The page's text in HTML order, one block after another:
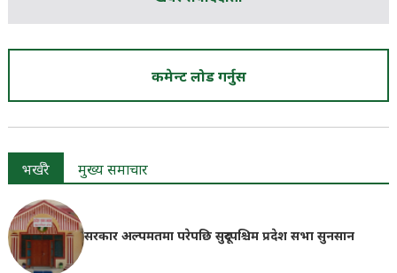
कमेन्ट लोड गर्नुस
भर्खरै मुख्य समाचार
सरकार अल्पमतमा परेपछि सुदूरपश्चिम प्रदेश सभा सुनसान